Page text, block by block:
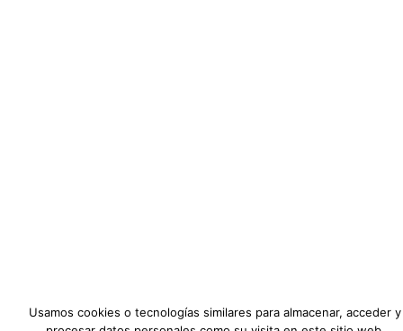
Usamos cookies o tecnologías similares para almacenar, acceder y